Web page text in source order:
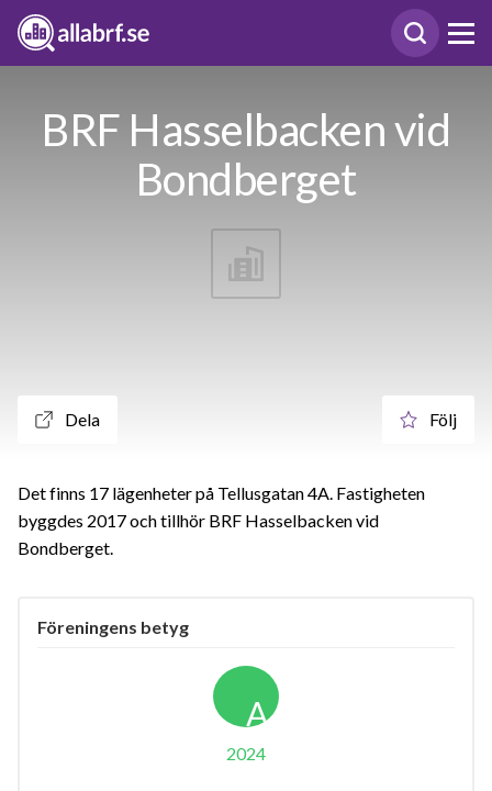
BRF Hasselbacken vid
Bondberget
Dela Följ
Det finns 17 lägenheter på Tellusgatan 4A. Fastigheten
byggdes 2017 och tillhör BRF Hasselbacken vid
Bondberget.
Föreningens betyg
A
2024